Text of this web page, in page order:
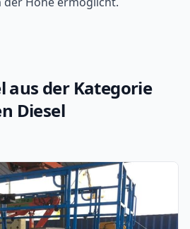
aus der Kategorie
Diesel